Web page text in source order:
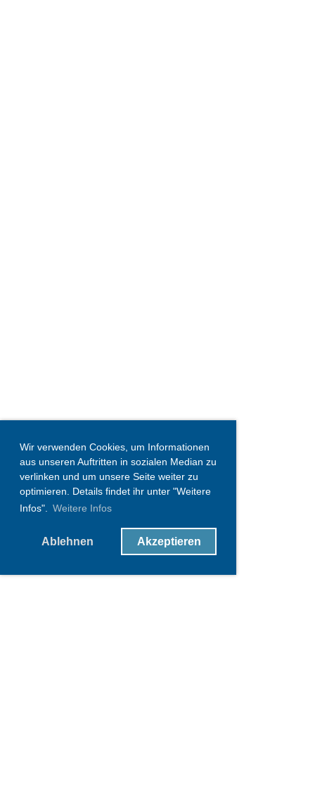
Wir verwenden Cookies, um Informationen
aus unseren Auftritten in sozialen Median zu
verlinken und um unsere Seite weiter zu
optimieren. Details findet ihr unter "Weitere
Infos". Weitere Infos
Ablehnen Akzeptieren